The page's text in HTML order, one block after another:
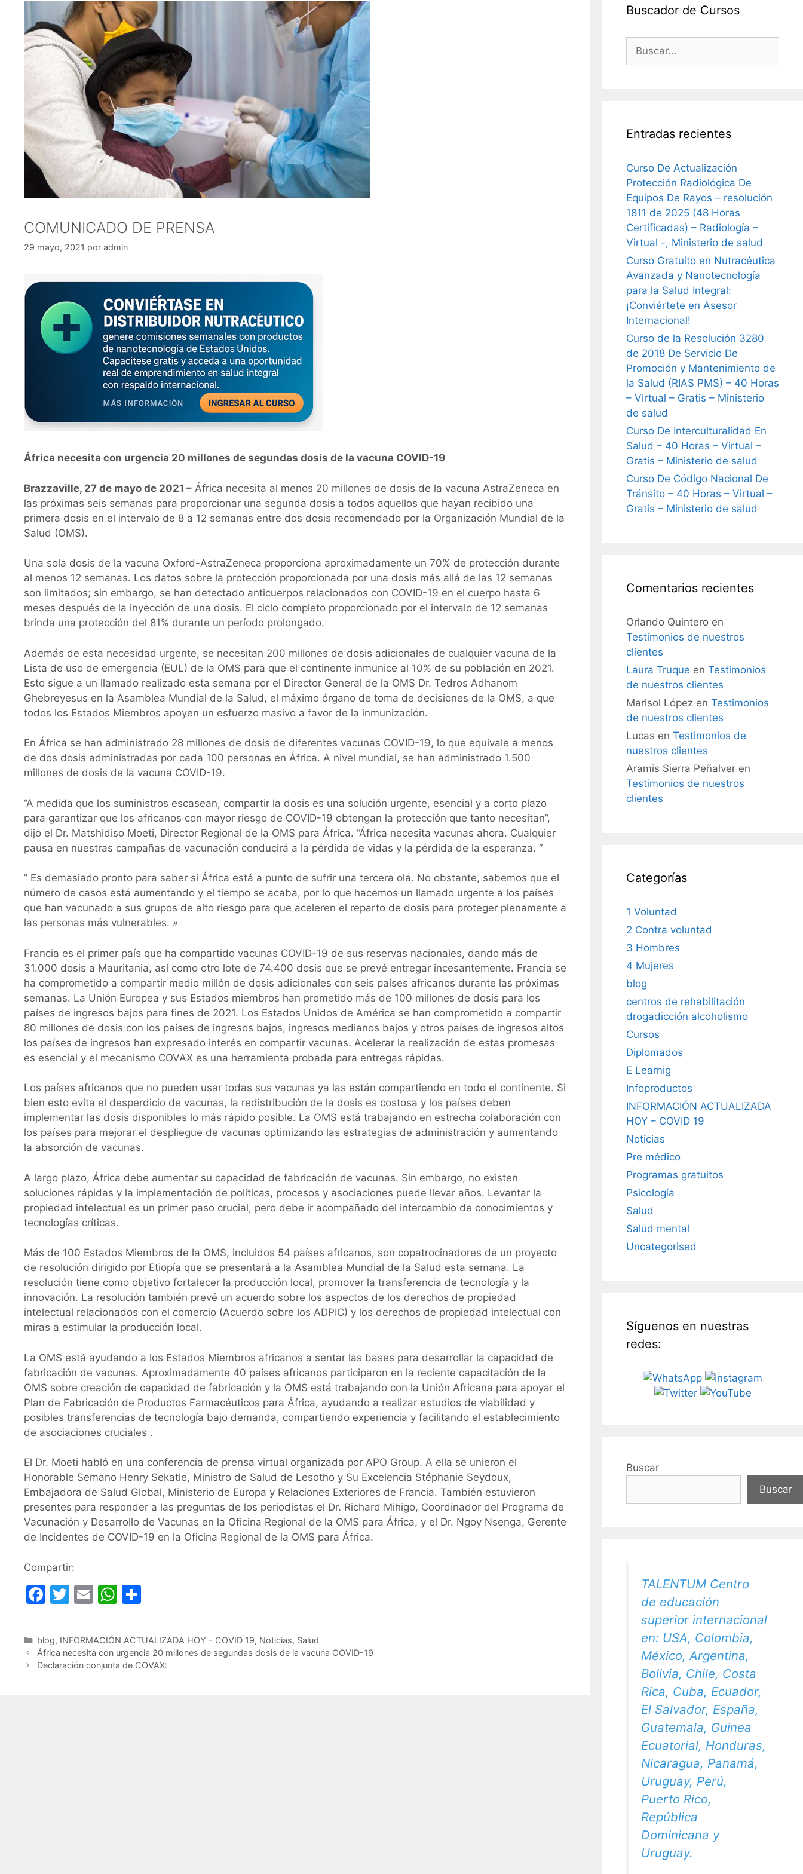
COMUNICADO DE PRENSA
29 mayo, 2021 por admin
África necesita con urgencia 20 millones de segundas dosis de la vacuna COVID-19
Brazzaville, 27 de mayo de 2021 – África necesita al menos 20 millones de dosis de la vacuna AstraZeneca en
las próximas seis semanas para proporcionar una segunda dosis a todos aquellos que hayan recibido una
primera dosis en el intervalo de 8 a 12 semanas entre dos dosis recomendado por la Organización Mundial de la
Salud (OMS).
Una sola dosis de la vacuna Oxford-AstraZeneca proporciona aproximadamente un 70% de protección durante
al menos 12 semanas. Los datos sobre la protección proporcionada por una dosis más allá de las 12 semanas
son limitados; sin embargo, se han detectado anticuerpos relacionados con COVID-19 en el cuerpo hasta 6
meses después de la inyección de una dosis. El ciclo completo proporcionado por el intervalo de 12 semanas
brinda una protección del 81% durante un período prolongado.
Además de esta necesidad urgente, se necesitan 200 millones de dosis adicionales de cualquier vacuna de la
Lista de uso de emergencia (EUL) de la OMS para que el continente inmunice al 10% de su población en 2021.
Esto sigue a un llamado realizado esta semana por el Director General de la OMS Dr. Tedros Adhanom
Ghebreyesus en la Asamblea Mundial de la Salud, el máximo órgano de toma de decisiones de la OMS, a que
todos los Estados Miembros apoyen un esfuerzo masivo a favor de la inmunización.
En África se han administrado 28 millones de dosis de diferentes vacunas COVID-19, lo que equivale a menos
de dos dosis administradas por cada 100 personas en África. A nivel mundial, se han administrado 1.500
millones de dosis de la vacuna COVID-19.
“A medida que los suministros escasean, compartir la dosis es una solución urgente, esencial y a corto plazo
para garantizar que los africanos con mayor riesgo de COVID-19 obtengan la protección que tanto necesitan”,
dijo el Dr. Matshidiso Moeti, Director Regional de la OMS para África. “África necesita vacunas ahora. Cualquier
pausa en nuestras campañas de vacunación conducirá a la pérdida de vidas y la pérdida de la esperanza. “
” Es demasiado pronto para saber si África está a punto de sufrir una tercera ola. No obstante, sabemos que el
número de casos está aumentando y el tiempo se acaba, por lo que hacemos un llamado urgente a los países
que han vacunado a sus grupos de alto riesgo para que aceleren el reparto de dosis para proteger plenamente a
las personas más vulnerables. »
Francia es el primer país que ha compartido vacunas COVID-19 de sus reservas nacionales, dando más de
31.000 dosis a Mauritania, así como otro lote de 74.400 dosis que se prevé entregar incesantemente. Francia se
ha comprometido a compartir medio millón de dosis adicionales con seis países africanos durante las próximas
semanas. La Unión Europea y sus Estados miembros han prometido más de 100 millones de dosis para los
países de ingresos bajos para fines de 2021. Los Estados Unidos de América se han comprometido a compartir
80 millones de dosis con los países de ingresos bajos, ingresos medianos bajos y otros países de ingresos altos
los países de ingresos han expresado interés en compartir vacunas. Acelerar la realización de estas promesas
es esencial y el mecanismo COVAX es una herramienta probada para entregas rápidas.
Los países africanos que no pueden usar todas sus vacunas ya las están compartiendo en todo el continente. Si
bien esto evita el desperdicio de vacunas, la redistribución de la dosis es costosa y los países deben
implementar las dosis disponibles lo más rápido posible. La OMS está trabajando en estrecha colaboración con
los países para mejorar el despliegue de vacunas optimizando las estrategias de administración y aumentando
la absorción de vacunas.
A largo plazo, África debe aumentar su capacidad de fabricación de vacunas. Sin embargo, no existen
soluciones rápidas y la implementación de políticas, procesos y asociaciones puede llevar años. Levantar la
propiedad intelectual es un primer paso crucial, pero debe ir acompañado del intercambio de conocimientos y
tecnologías críticas.
Más de 100 Estados Miembros de la OMS, incluidos 54 países africanos, son copatrocinadores de un proyecto
de resolución dirigido por Etiopía que se presentará a la Asamblea Mundial de la Salud esta semana. La
resolución tiene como objetivo fortalecer la producción local, promover la transferencia de tecnología y la
innovación. La resolución también prevé un acuerdo sobre los aspectos de los derechos de propiedad
intelectual relacionados con el comercio (Acuerdo sobre los ADPIC) y los derechos de propiedad intelectual con
miras a estimular la producción local.
La OMS está ayudando a los Estados Miembros africanos a sentar las bases para desarrollar la capacidad de
fabricación de vacunas. Aproximadamente 40 países africanos participaron en la reciente capacitación de la
OMS sobre creación de capacidad de fabricación y la OMS está trabajando con la Unión Africana para apoyar el
Plan de Fabricación de Productos Farmacéuticos para África, ayudando a realizar estudios de viabilidad y
posibles transferencias de tecnología bajo demanda, compartiendo experiencia y facilitando el establecimiento
de asociaciones cruciales .
El Dr. Moeti habló en una conferencia de prensa virtual organizada por APO Group. A ella se unieron el
Honorable Semano Henry Sekatle, Ministro de Salud de Lesotho y Su Excelencia Stéphanie Seydoux,
Embajadora de Salud Global, Ministerio de Europa y Relaciones Exteriores de Francia. También estuvieron
presentes para responder a las preguntas de los periodistas el Dr. Richard Mihigo, Coordinador del Programa de
Vacunación y Desarrollo de Vacunas en la Oficina Regional de la OMS para África, y el Dr. Ngoy Nsenga, Gerente
de Incidentes de COVID-19 en la Oficina Regional de la OMS para África.
Compartir:
F
c
e
b
T
itt
er
E
ai
l
W
at
s
A
m
p
ar
Categorías
blog, INFORMACIÓN ACTUALIZADA HOY - COVID 19, Noticias, Salud
África necesita con urgencia 20 millones de segundas dosis de la vacuna COVID-19
Declaración conjunta de COVAX:
Buscador de Cursos
Entradas recientes
Curso De Actualización
Protección Radiológica De
Equipos De Rayos – resolución
1811 de 2025 (48 Horas
Certificadas) – Radiología –
Virtual -, Ministerio de salud
Curso Gratuito en Nutracéutica
Avanzada y Nanotecnología
para la Salud Integral:
¡Conviértete en Asesor
Internacional!
Curso de la Resolución 3280
de 2018 De Servicio De
Promoción y Mantenimiento de
la Salud (RIAS PMS) – 40 Horas
– Virtual – Gratis – Ministerio
de salud
Curso De Interculturalidad En
Salud – 40 Horas – Virtual –
Gratis – Ministerio de salud
Curso De Código Nacional De
Tránsito – 40 Horas – Virtual –
Gratis – Ministerio de salud
Comentarios recientes
Orlando Quintero en
Testimonios de nuestros
clientes
Laura Truque en Testimonios
de nuestros clientes
Marisol López en Testimonios
de nuestros clientes
Lucas en Testimonios de
nuestros clientes
Aramis Sierra Peñalver en
Testimonios de nuestros
clientes
Categorías
1 Voluntad
2 Contra voluntad
3 Hombres
4 Mujeres
blog
centros de rehabilitación
drogadicción alcoholismo
Cursos
Diplomados
E Learnig
Infoproductos
INFORMACIÓN ACTUALIZADA
HOY – COVID 19
Noticias
Pre médico
Programas gratuitos
Psicología
Salud
Salud mental
Uncategorised
Síguenos en nuestras
redes:
Buscar
Buscar
TALENTUM Centro
de educación
superior internacional
en: USA, Colombia,
México, Argentina,
Bolivia, Chile, Costa
Rica, Cuba, Ecuador,
El Salvador, España,
Guatemala, Guinea
Ecuatorial, Honduras,
Nicaragua, Panamá,
Uruguay, Perú,
Puerto Rico,
República
Dominicana y
Uruguay.